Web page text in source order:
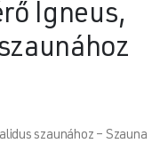
Igneus,
szaunához – Szauna